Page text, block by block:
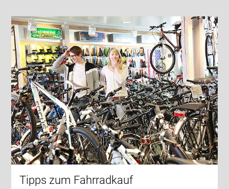
Tipps zum Fahrradkauf